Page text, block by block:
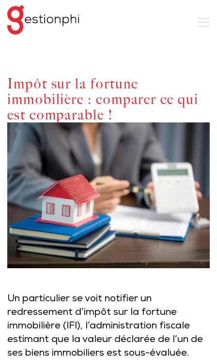
Impôt sur la fortune
immobilière : comparer ce qui
est comparable !
Un particulier se voit notifier un
redressement d’impôt sur la fortune
immobilière (IFI), l’administration fiscale
estimant que la valeur déclarée de l’un de
ses biens immobiliers est sous-évaluée.